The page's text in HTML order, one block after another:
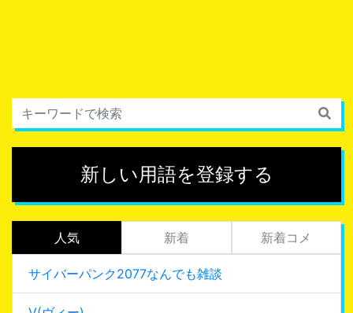
新しい用語を登録する
人気 新着 新着コメ
サイバーパンク2077なんでも雑談